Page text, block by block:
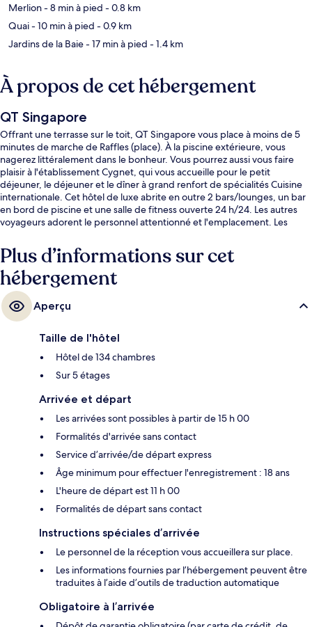
Merlion- 8 min à pied - 0.8 km
Quai- 10 min à pied - 0.9 km
Jardins de la Baie- 17 min à pied - 1.4 km
À propos de cet hébergement
QT Singapore
Offrant une terrasse sur le toit, QT Singapore vous place à moins de 5
minutes de marche de Raffles (place). À la piscine extérieure, vous
nagerez littéralement dans le bonheur. Vous pourrez aussi vous faire
plaisir à l'établissement Cygnet, qui vous accueille pour le petit
déjeuner, le déjeuner et le dîner à grand renfort de spécialités Cuisine
internationale. Cet hôtel de luxe abrite en outre 2 bars/lounges, un bar
en bord de piscine et une salle de fitness ouverte 24 h/24. Les autres
voyageurs adorent le personnel attentionné et l'emplacement. Les
Ayer est à 5 min et Station Downtown, à 6 min.
Plus d’informations sur cet
hébergement
Aperçu
Taille de l'hôtel
Hôtel de 134 chambres
Sur 5 étages
Arrivée et départ
Les arrivées sont possibles à partir de 15 h 00
Formalités d'arrivée sans contact
Service d’arrivée/de départ express
Âge minimum pour effectuer l'enregistrement : 18 ans
L'heure de départ est 11 h 00
Formalités de départ sans contact
Instructions spéciales d’arrivée
Le personnel de la réception vous accueillera sur place.
Les informations fournies par l’hébergement peuvent être
traduites à l’aide d’outils de traduction automatique
Obligatoire à l’arrivée